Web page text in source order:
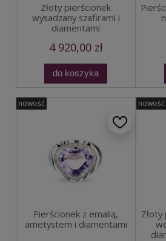
Złoty pierścionek
wysadzany szafirami i
diamentami
4 920,00 zł
do koszyka
Pierścionek z emalią,
ametystem i diamentami
nowość nowość